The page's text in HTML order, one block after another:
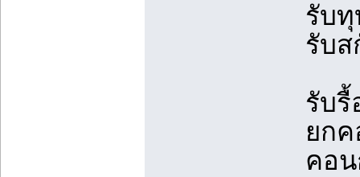
รับ
รับ
รับ
ยก
คอ